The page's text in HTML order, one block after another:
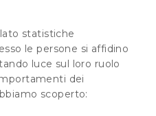
statistiche
le persone si affidino
luce sul loro ruolo
dei
scoperto: